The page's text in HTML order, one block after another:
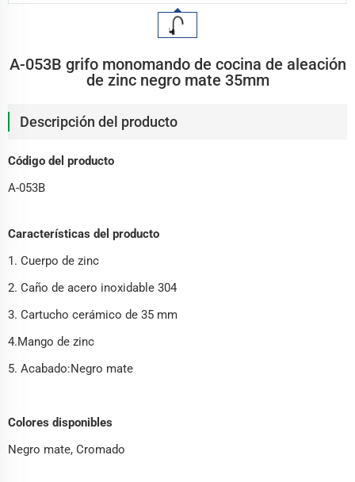
A-053B grifo monomando de cocina de aleación
de zinc negro mate 35mm
Descripción del producto
Código del producto
A-053B
Características del producto
1. Cuerpo de zinc
2. Caño de acero inoxidable 304
3. Cartucho cerámico de 35 mm
4.Mango de zinc
5. Acabado:Negro mate
Colores disponibles
Negro mate, Cromado